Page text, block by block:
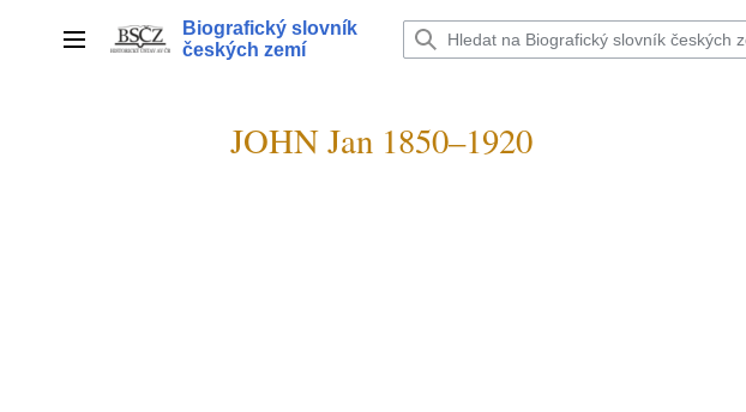
Hlavní menu
Biografický slovník
českých zemí
JOHN Jan 1850–1920